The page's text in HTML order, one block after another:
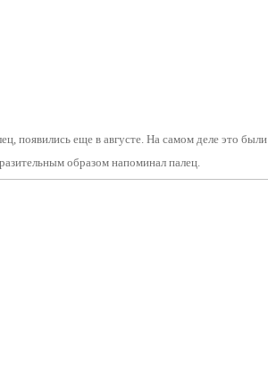
появились еще в августе. На самом деле это были
образом напоминал палец.